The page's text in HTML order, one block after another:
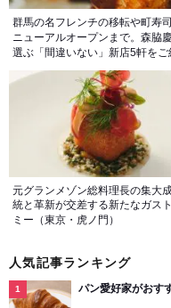
群馬の名フレンチの移転や町寿
ニューアルオープンまで。森脇
選ぶ「間違いない」新店5軒をご
元グランメゾン総料理長の集大
統と革新が交差する新たなガス
ミー（東京・虎ノ門）
人気記事ランキング
パン愛好家がおす